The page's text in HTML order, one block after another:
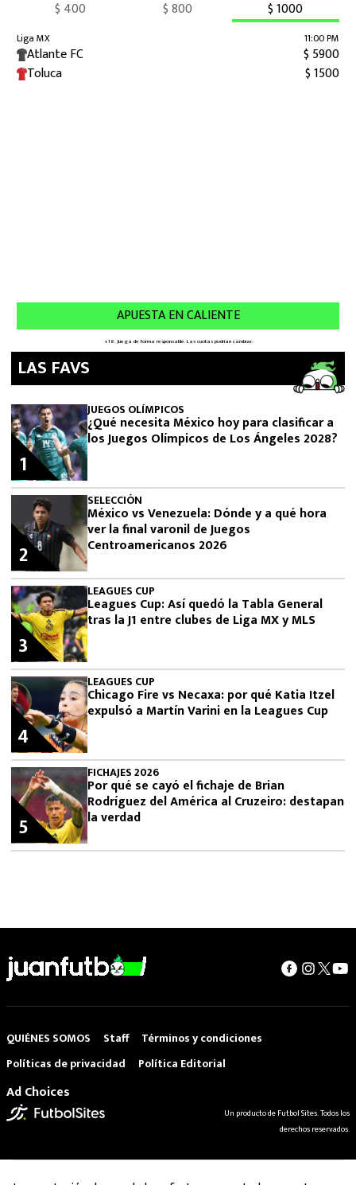
LAS FAVS
JUEGOS OLÍMPICOS
¿Qué necesita México hoy para clasificar a
los Juegos Olímpicos de Los Ángeles 2028?
1
SELECCIÓN
México vs Venezuela: Dónde y a qué hora
ver la final varonil de Juegos
Centroamericanos 2026
2
LEAGUES CUP
Leagues Cup: Así quedó la Tabla General
tras la J1 entre clubes de Liga MX y MLS
3
LEAGUES CUP
Chicago Fire vs Necaxa: por qué Katia Itzel
expulsó a Martín Varini en la Leagues Cup
4
FICHAJES 2026
Por qué se cayó el fichaje de Brian
Rodríguez del América al Cruzeiro: destapan
la verdad
5
QUIÉNES SOMOS Staff
Términos y condiciones
Políticas de privacidad
Política Editorial
Ad Choices
Un producto de Futbol Sites. Todos los
derechos reservados.